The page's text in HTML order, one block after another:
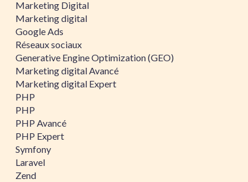
Marketing Digital
Marketing digital
Google Ads
Réseaux sociaux
Generative Engine Optimization (GEO)
Marketing digital Avancé
Marketing digital Expert
PHP
PHP
PHP Avancé
PHP Expert
Symfony
Laravel
Zend